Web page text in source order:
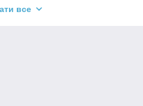
знаходяться в приміщенні. ІК-
все